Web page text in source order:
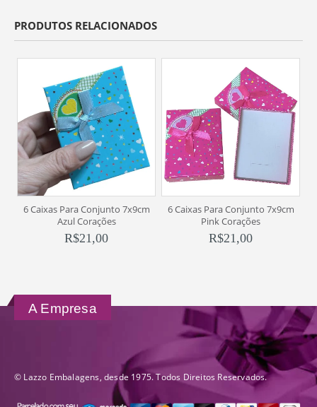
PRODUTOS RELACIONADOS
6 Caixas Para Conjunto 7x9cm
Azul Corações
R$21,00
6 Caixas Para Conjunto 7x9cm
Pink Corações
R$21,00
A Empresa
© Lazzo Embalagens, desde 1975. Todos Direitos Reservados.